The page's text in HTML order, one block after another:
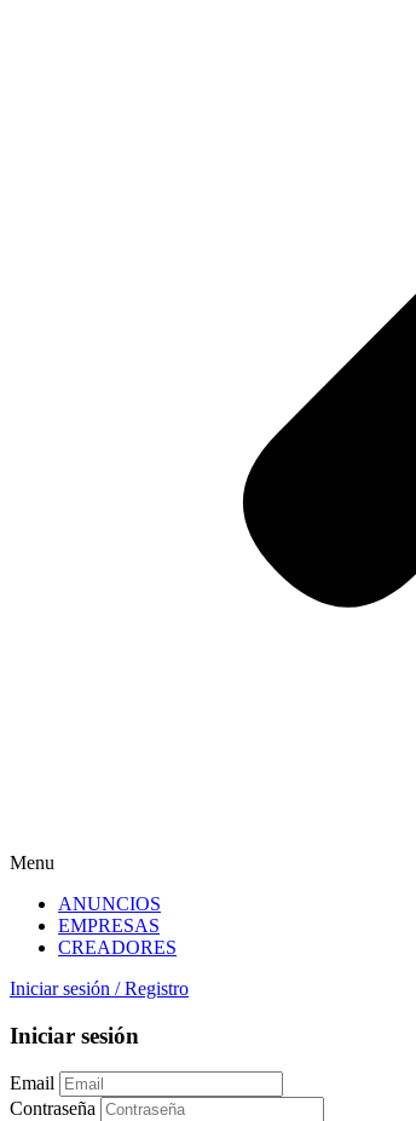
Menu
ANUNCIOS
EMPRESAS
CREADORES
Iniciar sesión / Registro
Iniciar sesión
Email
Contraseña